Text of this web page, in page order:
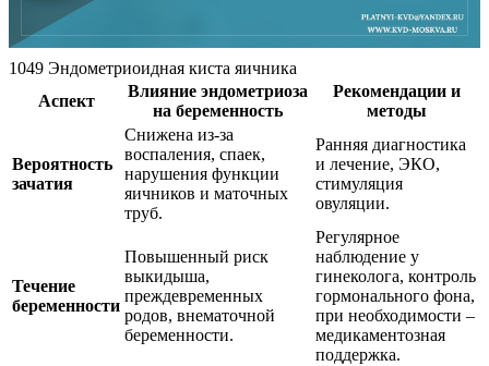
1049 Эндометриоидная киста яичника
Аспект
Влияние эндометриоза
на беременность
Рекомендации и
методы
Вероятность
зачатия
Снижена из-за
воспаления, спаек,
нарушения функции
яичников и маточных
труб.
Ранняя диагностика
и лечение, ЭКО,
стимуляция
овуляции.
Течение
беременности
Повышенный риск
выкидыша,
преждевременных
родов, внематочной
беременности.
Регулярное
наблюдение у
гинеколога, контроль
гормонального фона,
при необходимости –
медикаментозная
поддержка.